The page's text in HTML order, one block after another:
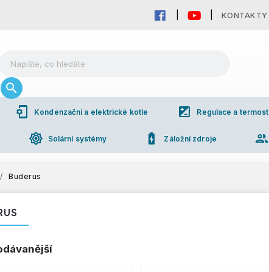
KONTAKTY
phonelink_setup Kondenzační a elektrické kotle iso Regulace a
brightness_high Solární systémy battery_charging_full Záložní zdroje group
/ Buderus